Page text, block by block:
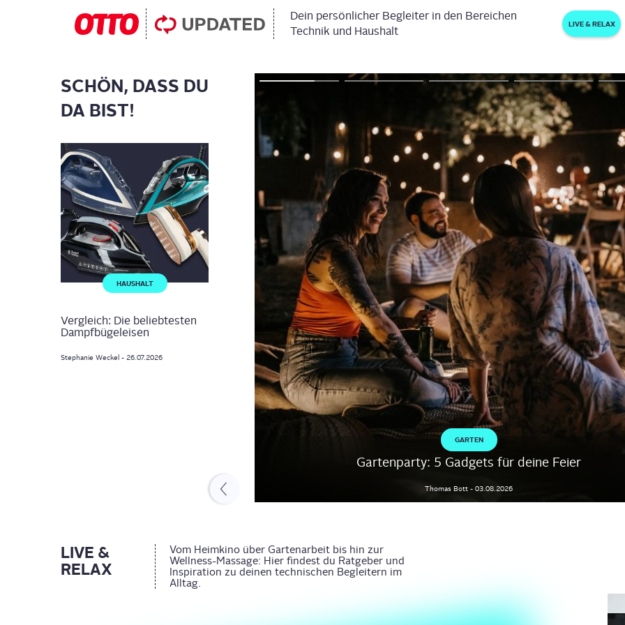
Dein persönlicher Begleiter in den Bereichen
Technik und Haushalt
LIVE & RELAX
SCHÖN, DASS DU
DA BIST!
HAUSHALT
Vergleich: Die beliebtesten
Dampfbügeleisen
Stephanie Weckel - 26.07.2026
Gartenparty: 5 Gadgets für
03.08.2026
KÖRPERPFLEGE
Vergleich: Die beliebtesten
Lockenstäbe
StephanieWeckel- 31.07.2026
HAUSHALT
Vergleich: Die
Luftreiniger
Thomas Bott -29.07.2026
GARTEN
Gartenparty: 5 Gadgets für deine Feier
Thomas Bott - 03.08.2026
Vergleich: Die beliebtesten
Dampfbügeleisen
StephanieWeckel 26.07.2026
deine
Thomas
LIVE &
RELAX
Vom Heimkino über Gartenarbeit bis hin zur
Wellness-Massage: Hier findest du Ratgeber und
Inspiration zu deinen technischen Begleitern im
Alltag.